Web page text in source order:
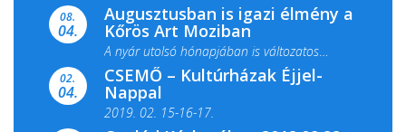
ismét megtelik ünnepi fénnyel és közös...
08.
04.
Augusztusban is igazi élmény a
Kőrös Art Moziban
A nyár utolsó hónapjában is változatos
filmkínálattal, családi...
02.
04.
CSEMŐ – Kultúrházak Éjjel-
Nappal
2019. 02. 15-16-17.